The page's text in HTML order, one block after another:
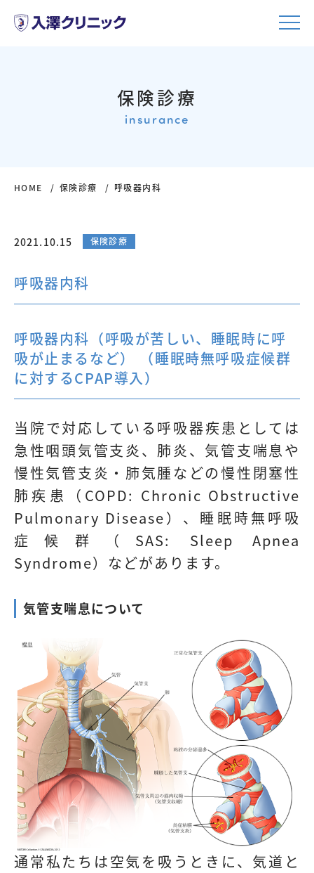
保険診療
insurance
HOME 保険診療 呼吸器内科
2021.10.15 保険診療
呼吸器内科
呼吸器内科（呼吸が苦しい、睡眠時に呼
吸が止まるなど） （睡眠時無呼吸症候群
に対するCPAP導入）
当院で対応している呼吸器疾患としては
急性咽頭気管支炎、肺炎、気管支喘息や
慢性気管支炎・肺気腫などの慢性閉塞性
肺疾患（COPD: Chronic Obstructive
Pulmonary Disease）、睡眠時無呼吸
症候群（SAS: Sleep Apnea
Syndrome）などがあります。
気管支喘息について
通常私たちは空気を吸うときに、気道と